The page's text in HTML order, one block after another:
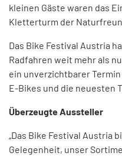
kleinen Gäste waren das
Kletterturm der
Das Bike Festival Austria
Radfahren weit mehr als
ein unverzichtbarer
E-Bikes und die neuesten
Überzeugte Aussteller
„Das Bike Festival Austria
Gelegenheit, unser